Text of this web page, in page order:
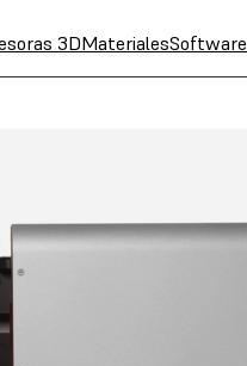
3DMaterialesSoftware